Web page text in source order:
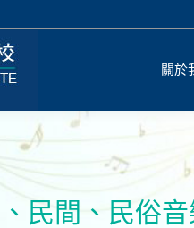
關於
民間、民俗